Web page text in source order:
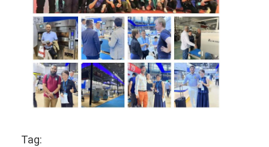
Penggiling telur komersial
Divider Rounder
Pembentuk Roti
Pemipih Adonan
Tag: